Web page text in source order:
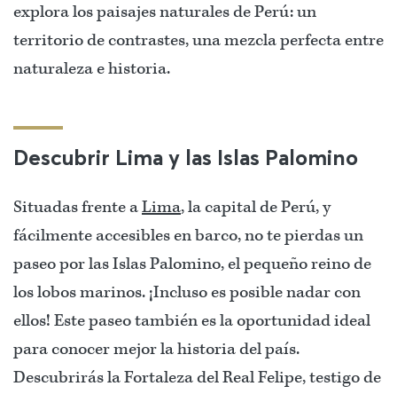
explora los paisajes naturales de Perú: un
territorio de contrastes, una mezcla perfecta entre
naturaleza e historia.
Descubrir Lima y las Islas Palomino
Situadas frente aLima, la capital de Perú, y
fácilmente accesibles en barco, no te pierdas un
paseo por las Islas Palomino, el pequeño reino de
los lobos marinos. ¡Incluso es posible nadar con
ellos! Este paseo también es la oportunidad ideal
para conocer mejor la historia del país.
Descubrirás la Fortaleza del Real Felipe, testigo de